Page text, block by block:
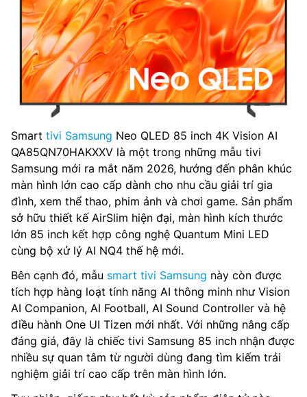
Smart tivi Samsung Neo QLED 85 inch 4K Vision AI
QA85QN70HAKXXV là một trong những mẫu tivi
Samsung mới ra mắt năm 2026, hướng đến phân khúc
màn hình lớn cao cấp dành cho nhu cầu giải trí gia
đình, xem thể thao, phim ảnh và chơi game. Sản phẩm
sở hữu thiết kế AirSlim hiện đại, màn hình kích thước
lớn 85 inch kết hợp công nghệ Quantum Mini LED
cùng bộ xử lý AI NQ4 thế hệ mới.
Bên cạnh đó, mẫu smart tivi Samsung này còn được
tích hợp hàng loạt tính năng AI thông minh như Vision
AI Companion, AI Football, AI Sound Controller và hệ
điều hành One UI Tizen mới nhất. Với những nâng cấp
đáng giá, đây là chiếc tivi Samsung 85 inch nhận được
nhiều sự quan tâm từ người dùng đang tìm kiếm trải
nghiệm giải trí cao cấp trên màn hình lớn.